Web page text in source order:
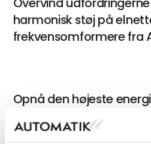
harmonisk støj på
frekvensomformere fra
Opnå den højeste